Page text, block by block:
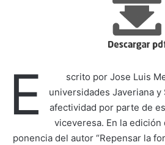
E
scrito por Jose Luis
universidades Javeriana y
afectividad por parte de
viceveresa. En la
ponencia del autor “Repensar la